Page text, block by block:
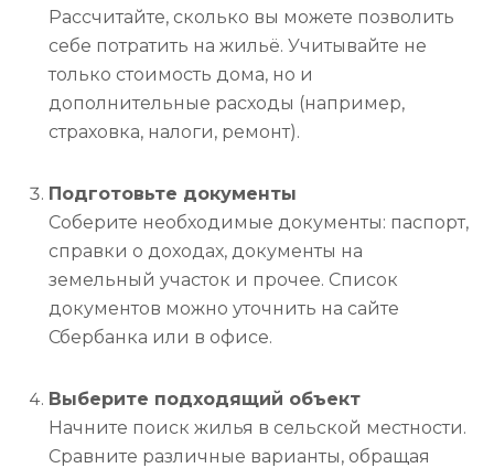
Рассчитайте, сколько вы можете позволить
себе потратить на жильё. Учитывайте не
только стоимость дома, но и
дополнительные расходы (например,
страховка, налоги, ремонт).
Подготовьте документы
Соберите необходимые документы: паспорт,
справки о доходах, документы на
земельный участок и прочее. Список
документов можно уточнить на сайте
Сбербанка или в офисе.
Выберите подходящий объект
Начните поиск жилья в сельской местности.
Сравните различные варианты, обращая